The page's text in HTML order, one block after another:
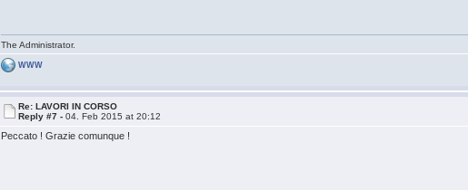
The Administrator.
WWW
Re: LAVORI IN CORSO
Reply #7 -04. Feb 2015 at 20:12
Peccato ! Grazie comunque !